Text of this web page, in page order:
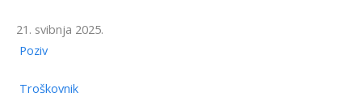
21. svibnja 2025.
Poziv
Troškovnik